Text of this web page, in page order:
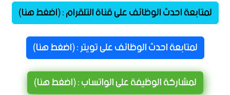
لمتابعة احدث الوظائف على قناة التلقرام : (اضغط هنا)
لمتابعة احدث الوظائف على تويتر : (اضغط هنا)
لمشاركة الوظيفة على الواتساب : (اضغط هنا)